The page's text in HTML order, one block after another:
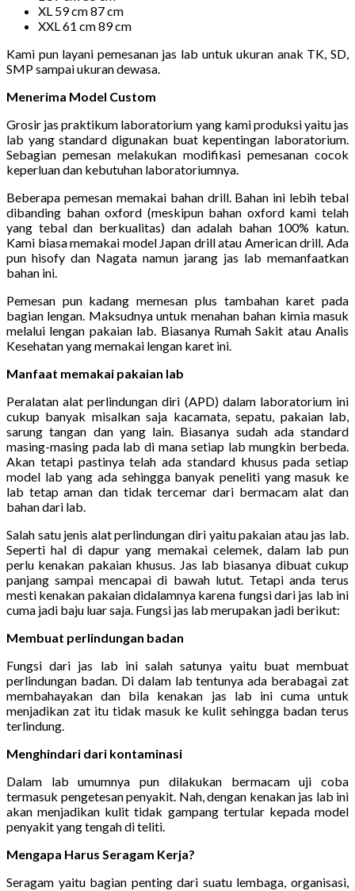
XL 59 cm 87 cm
XXL 61 cm 89 cm
Kami pun layani pemesanan jas lab untuk ukuran anak TK, SD,
SMP sampai ukuran dewasa.
Menerima Model Custom
Grosir jas praktikum laboratorium yang kami produksi yaitu jas
lab yang standard digunakan buat kepentingan laboratorium.
Sebagian pemesan melakukan modifikasi pemesanan cocok
keperluan dan kebutuhan laboratoriumnya.
Beberapa pemesan memakai bahan drill. Bahan ini lebih tebal
dibanding bahan oxford (meskipun bahan oxford kami telah
yang tebal dan berkualitas) dan adalah bahan 100% katun.
Kami biasa memakai model Japan drill atau American drill. Ada
pun hisofy dan Nagata namun jarang jas lab memanfaatkan
bahan ini.
Pemesan pun kadang memesan plus tambahan karet pada
bagian lengan. Maksudnya untuk menahan bahan kimia masuk
melalui lengan pakaian lab. Biasanya Rumah Sakit atau Analis
Kesehatan yang memakai lengan karet ini.
Manfaat memakai pakaian lab
Peralatan alat perlindungan diri (APD) dalam laboratorium ini
cukup banyak misalkan saja kacamata, sepatu, pakaian lab,
sarung tangan dan yang lain. Biasanya sudah ada standard
masing-masing pada lab di mana setiap lab mungkin berbeda.
Akan tetapi pastinya telah ada standard khusus pada setiap
model lab yang ada sehingga banyak peneliti yang masuk ke
lab tetap aman dan tidak tercemar dari bermacam alat dan
bahan dari lab.
Salah satu jenis alat perlindungan diri yaitu pakaian atau jas lab.
Seperti hal di dapur yang memakai celemek, dalam lab pun
perlu kenakan pakaian khusus. Jas lab biasanya dibuat cukup
panjang sampai mencapai di bawah lutut. Tetapi anda terus
mesti kenakan pakaian didalamnya karena fungsi dari jas lab ini
cuma jadi baju luar saja. Fungsi jas lab merupakan jadi berikut:
Membuat perlindungan badan
Fungsi dari jas lab ini salah satunya yaitu buat membuat
perlindungan badan. Di dalam lab tentunya ada berabagai zat
membahayakan dan bila kenakan jas lab ini cuma untuk
menjadikan zat itu tidak masuk ke kulit sehingga badan terus
terlindung.
Menghindari dari kontaminasi
Dalam lab umumnya pun dilakukan bermacam uji coba
termasuk pengetesan penyakit. Nah, dengan kenakan jas lab ini
akan menjadikan kulit tidak gampang tertular kepada model
penyakit yang tengah di teliti.
Mengapa Harus Seragam Kerja?
Seragam yaitu bagian penting dari suatu lembaga, organisasi,